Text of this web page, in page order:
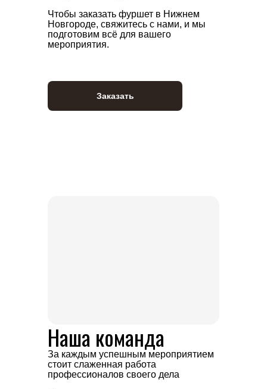
Чтобы заказать фуршет в Нижнем
Новгороде, свяжитесь с нами, и мы
подготовим всё для вашего
мероприятия.
Заказать
Наша команда
За каждым успешным мероприятием
стоит слаженная работа
профессионалов своего дела